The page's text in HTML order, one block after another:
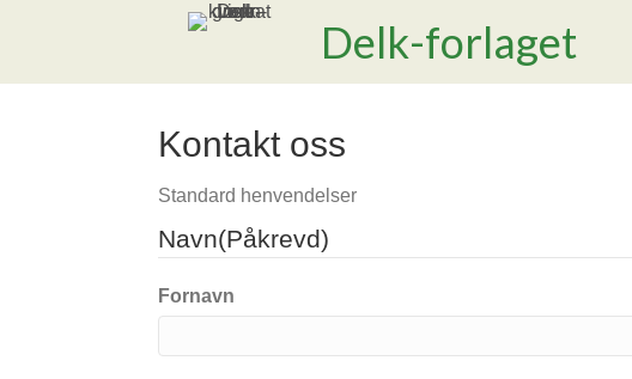
Delk-forlaget
Kontakt oss
Standard henvendelser
Navn(Påkrevd)
Fornavn